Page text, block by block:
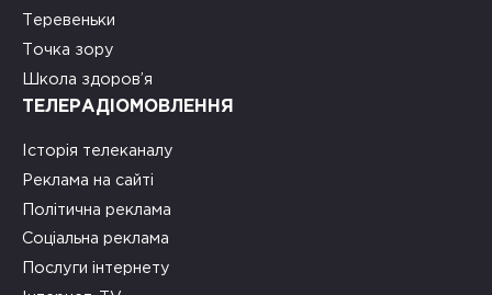
Теревеньки
Точка зору
Школа здоров’я
ТЕЛЕРАДІОМОВЛЕННЯ
Історія телеканалу
Реклама на сайті
Політична реклама
Соціальна реклама
Послуги інтернету